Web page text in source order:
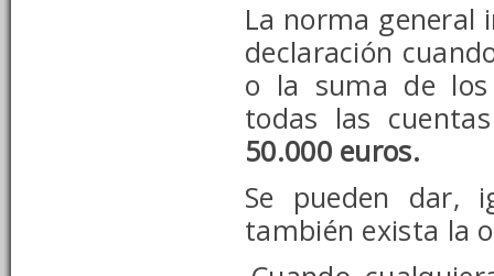
La norma general
declaración
o la suma de
todas las
50.000 euros.
Se pueden dar,
también exista la